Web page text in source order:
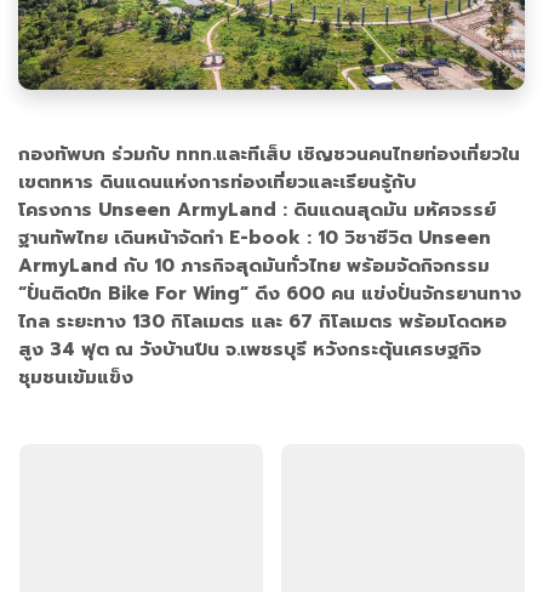
กองทัพบก ร่วมกับ ททท.และทีเส็บ เชิญชวนคนไทยท่องเที่ยวใน
เขตทหาร ดินแดนแห่งการท่องเที่ยวและเรียนรู้กับ
โครงการ Unseen ArmyLand : ดินแดนสุดมัน มหัศจรรย์
ฐานทัพไทย เดินหน้าจัดทำ E-book : 10 วิชาชีวิต Unseen
ArmyLand กับ 10 ภารกิจสุดมันทั่วไทย พร้อมจัดกิจกรรม
“ปั่นติดปีก Bike For Wing” ดึง 600 คน แข่งปั่นจักรยานทาง
ไกล ระยะทาง 130 กิโลเมตร และ 67 กิโลเมตร พร้อมโดดหอ
สูง 34 ฟุต ณ วังบ้านปืน จ.เพชรบุรี หวังกระตุ้นเศรษฐกิจ
ชุมชนเข้มแข็ง